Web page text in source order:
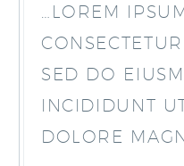
…LOREM
SED DO
INCIDIDUNT
DOLORE